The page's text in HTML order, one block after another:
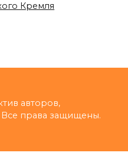
Кремля
авторов,
права защищены.